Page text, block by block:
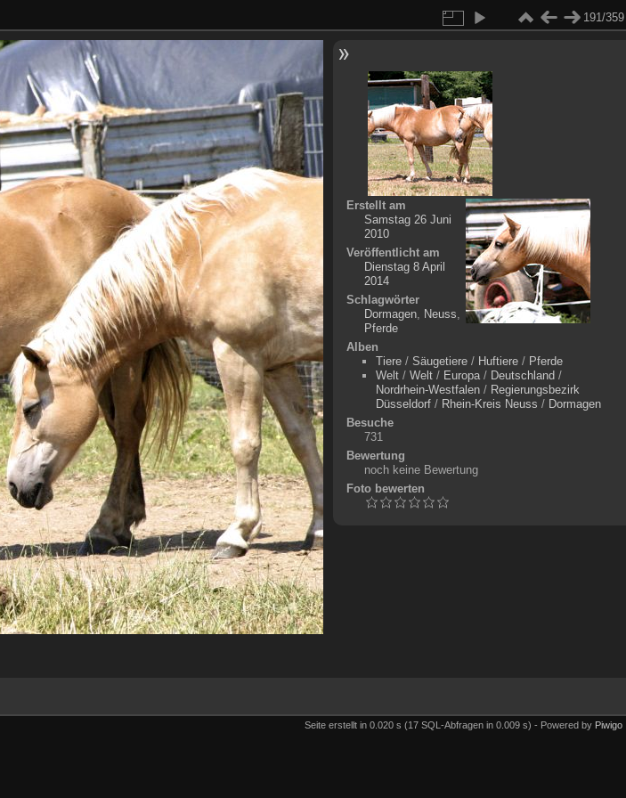
191/359
Erstellt am
Samstag 26 Juni
2010
Veröffentlicht am
Dienstag 8 April
2014
Schlagwörter
Dormagen, Neuss,
Pferde
Alben
Tiere/ Säugetiere/ Huftiere/ Pferde
Welt/ Welt/ Europa/ Deutschland /
Nordrhein-Westfalen/ Regierungsbezirk
Düsseldorf/ Rhein-Kreis Neuss / Dormagen
Besuche
731
Bewertung
noch keine Bewertung
Foto bewerten
Seite erstellt in 0.020 s (17 SQL-Abfragen in 0.009 s) - Powered by Piwigo